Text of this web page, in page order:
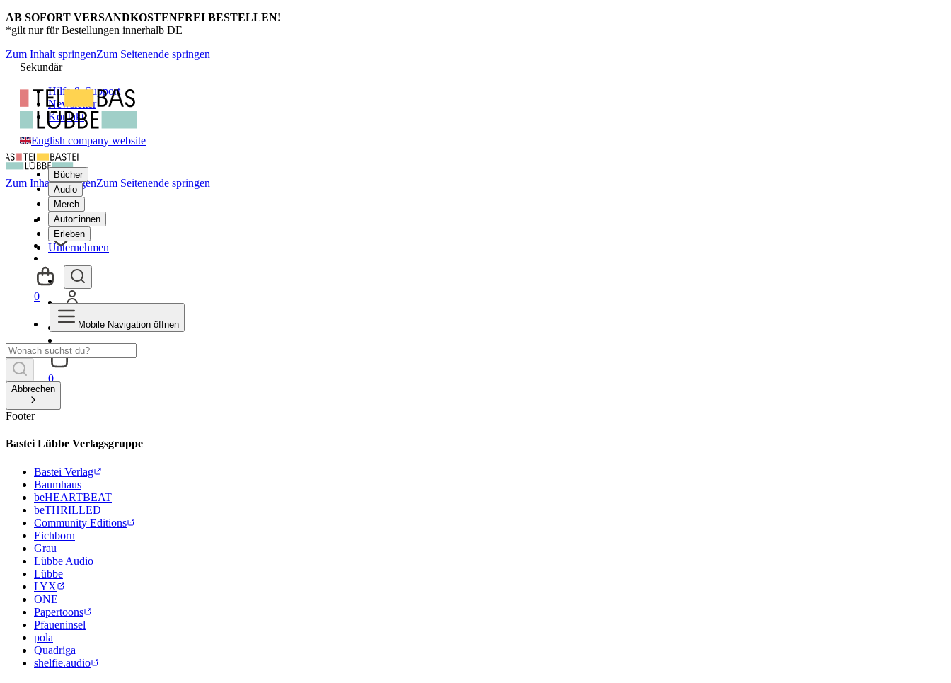
AB SOFORT VERSANDKOSTENFREI BESTELLEN!
*gilt nur für Bestellungen innerhalb DE
Zum Inhalt springenZum Seitenende springen
Sekundär
Hilfe & Support
Newsletter
Kontakt
English company website
Bücher
Audio
Merch
Autor:innen
Erleben
Unternehmen
0
Zum Inhalt springenZum Seitenende springen
0
Mobile Navigation öffnen
Abbrechen
Footer
Bastei Lübbe Verlagsgruppe
Bastei Verlag
Baumhaus
beHEARTBEAT
beTHRILLED
Community Editions
Eichborn
Grau
Lübbe Audio
Lübbe
LYX
ONE
Papertoons
Pfaueninsel
pola
Quadriga
shelfie.audio